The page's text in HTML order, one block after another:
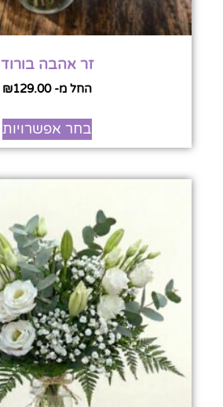
זר אהבה בורוד
החל מ- ₪129.00
בחר אפשרויות